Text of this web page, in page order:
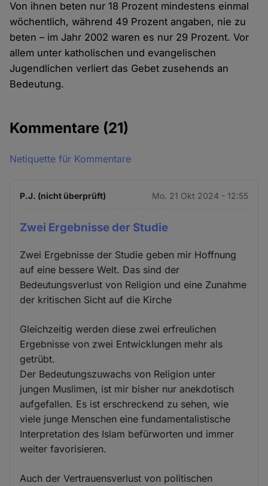
Von ihnen beten nur 18 Prozent mindestens einmal
wöchentlich, während 49 Prozent angaben, nie zu
beten – im Jahr 2002 waren es nur 29 Prozent. Vor
allem unter katholischen und evangelischen
Jugendlichen verliert das Gebet zusehends an
Bedeutung.
Kommentare (21)
Netiquette für Kommentare
P.J. (nicht überprüft) Mo. 21 Okt 2024 - 12:55
Zwei Ergebnisse der Studie
Zwei Ergebnisse der Studie geben mir Hoffnung
auf eine bessere Welt. Das sind der
Bedeutungsverlust von Religion und eine Zunahme
der kritischen Sicht auf die Kirche
Gleichzeitig werden diese zwei erfreulichen
Ergebnisse von zwei Entwicklungen mehr als
getrübt.
Der Bedeutungszuwachs von Religion unter
jungen Muslimen, ist mir bisher nur anekdotisch
aufgefallen. Es ist erschreckend zu sehen, wie
viele junge Menschen eine fundamentalistische
Interpretation des Islam befürworten und immer
weiter favorisieren.
Auch der Vertrauensverlust von politischen